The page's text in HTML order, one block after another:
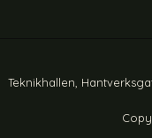
Teknikhallen,